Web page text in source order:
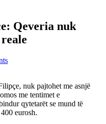
Qeveria nuk
nuk pajtohet me asnjë
me tentimet e
qytetarët se mund të
eurosh.